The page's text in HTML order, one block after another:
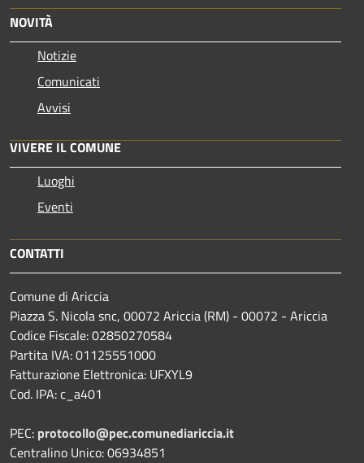
NOVITÀ
Notizie
Comunicati
Avvisi
VIVERE IL COMUNE
Luoghi
Eventi
CONTATTI
Comune di Ariccia
Piazza S. Nicola snc, 00072 Ariccia (RM) - 00072 - Ariccia
Codice Fiscale: 02850270584
Partita IVA: 01125551000
Fatturazione Elettronica: UFXYL9
Cod. IPA: c_a401
PEC: protocollo@pec.comunediariccia.it
Centralino Unico: 06934851